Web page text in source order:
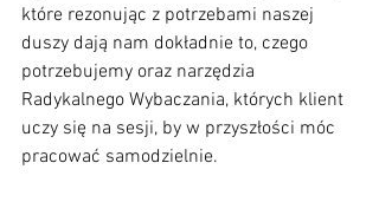
które rezonując z potrzebami naszej
duszy dają nam dokładnie to, czego
potrzebujemy oraz narzędzia
Radykalnego Wybaczania, których klient
uczy się na sesji, by w przyszłości móc
pracować samodzielnie.